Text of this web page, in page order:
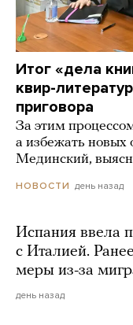
Итог «дела
квир-
приговора
За этим
а избежать
Мединский,
НОВОСТИ день назад
Испания ввела
с Италией.
меры из-за
день назад